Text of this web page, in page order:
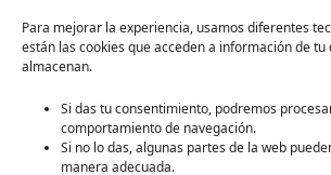
Para mejorar la experiencia, usamos diferentes
están las cookies que acceden a información de tu
almacenan.
Si das tu consentimiento, podremos
comportamiento de navegación.
Si no lo das, algunas partes de la web
manera adecuada.
Síguenos en redes sociales: